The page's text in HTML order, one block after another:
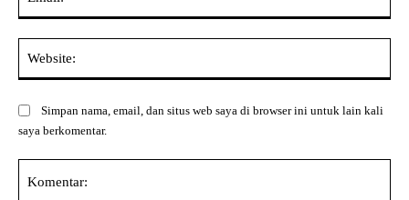
Simpan nama, email, dan situs web saya di browser ini untuk lain kali
saya berkomentar.